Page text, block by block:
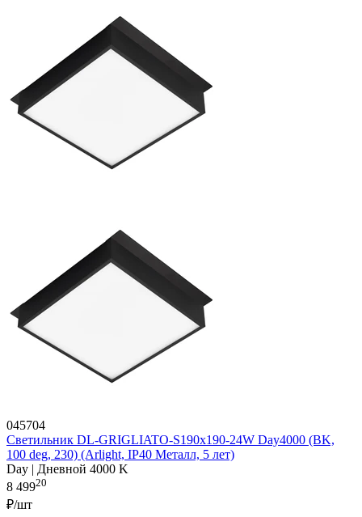
045704
Светильник DL-GRIGLIATO-S190x190-24W Day4000 (BK,
100 deg, 230) (Arlight, IP40 Металл, 5 лет)
Day | Дневной 4000 K
8 49920
₽/шт